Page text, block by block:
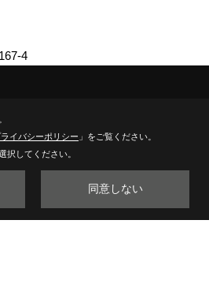
4
ーム. All Rights Reserved.
ライバシーポリシー 」をご覧ください。
択してください。
同意しない